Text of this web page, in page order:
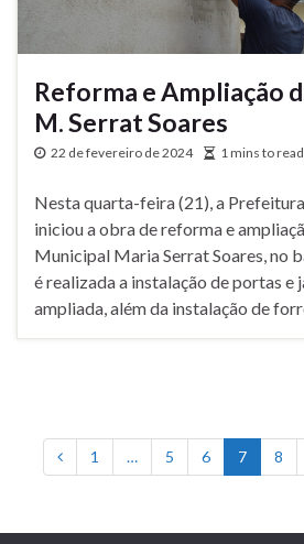
Reforma e Ampliação
M. Serrat Soares
22 de fevereiro de 2024 1 mins to read
Nesta quarta-feira (21), a
iniciou a obra de reforma e
Municipal Maria Serrat Soares, no
é realizada a instalação de portas e
ampliada, além da instalação de
1 … 5 6 7 8